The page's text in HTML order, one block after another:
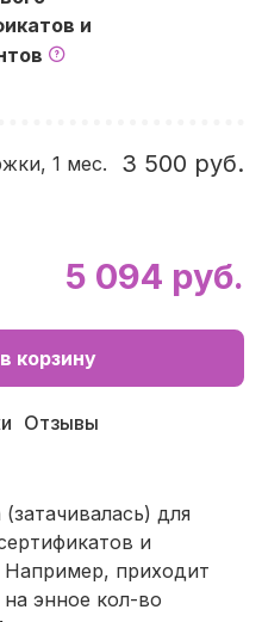
и
1 мес. 3 500 руб.
5 094 руб.
корзину
Отзывы
для
и
Например, приходит
энное кол-во